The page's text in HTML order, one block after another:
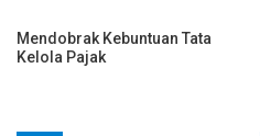
Mendobrak Kebuntuan Tata
Kelola Pajak